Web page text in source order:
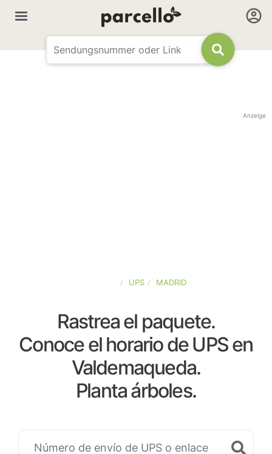
Anzeige
UPS MADRID
Rastrea el paquete.
Conoce el horario de UPS en
Valdemaqueda.
Planta árboles.